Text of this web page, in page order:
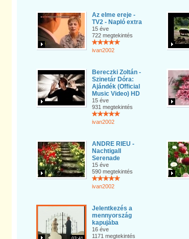
Az elme ereje -
TV2 - Napló extra
15 éve
722 megtekintés
ivan2002
Bereczki Zoltán -
Szinetár Dóra:
Ajándék (Official
Music Video) HD
15 éve
931 megtekintés
ivan2002
ANDRE RIEU -
Nachtigall
Serenade
15 éve
590 megtekintés
ivan2002
Jelentkezés a
mennyország
kapujába
16 éve
1171 megtekintés